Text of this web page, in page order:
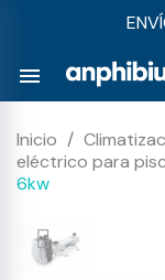
menu
Inicio
eléctrico para
6kw